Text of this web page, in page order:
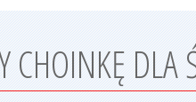
CHOINKĘ